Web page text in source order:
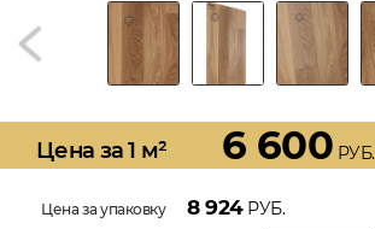
Цена за 1 м² 6 600 РУБ.
Цена за упаковку 8 924РУБ.